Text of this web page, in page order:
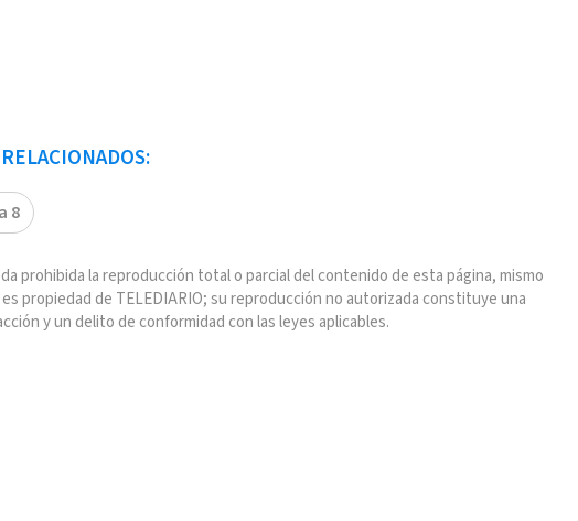
8
prohibida la reproducción total o parcial del contenido de esta página, mismo
propiedad de TELEDIARIO; su reproducción no autorizada constituye una
y un delito de conformidad con las leyes aplicables.